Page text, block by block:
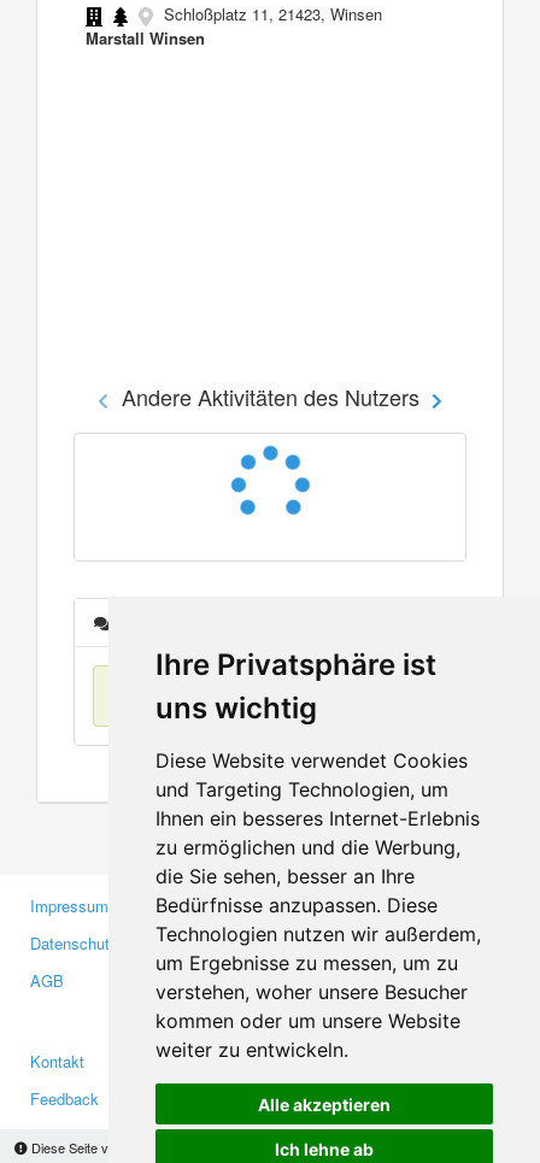
Ihre Privatsphäre ist
uns wichtig
Diese Website verwendet Cookies
und Targeting Technologien, um
Ihnen ein besseres Internet-Erlebnis
zu ermöglichen und die Werbung,
die Sie sehen, besser an Ihre
Bedürfnisse anzupassen. Diese
Technologien nutzen wir außerdem,
um Ergebnisse zu messen, um zu
verstehen, woher unsere Besucher
kommen oder um unsere Website
weiter zu entwickeln.
Alle akzeptieren
Ich lehne ab
Diese Seite verwendet Cookies, um Informationen auf Ihrem Computer zu speichern.
Schloßplatz 11, 21423, Winsen
Marstall Winsen
Andere Aktivitäten des Nutzers
Keine Einträge
Impressum
Datenschutzerklärung
AGB
Gewerbetreibende
Investoren
Medien
Kontakt
Feedback
Facebook
Twitter
YouTube